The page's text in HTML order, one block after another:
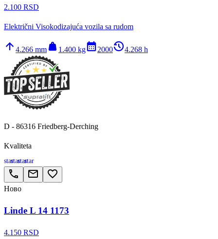
2.100 RSD
Električni Visokodizajuća vozila sa rudom
arrow_upward 4.266 mm weight 1.400 kgcalendar_month2000history_24.268 h
D - 86316 Friedberg-Derching
Kvaliteta
starstarstarstar
call email favorite_border
Ново
Linde L 14 1173
4.150 RSD